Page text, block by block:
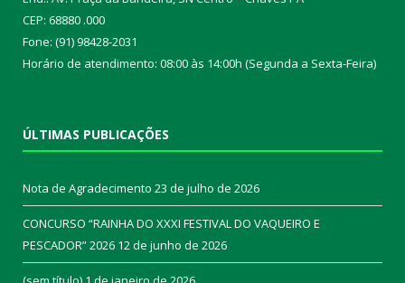
CEP: 68880 .000
Fone: (91) 98428-2031
Horário de atendimento: 08:00 às 14:00h (Segunda a Sexta-Feira)
ÚLTIMAS PUBLICAÇÕES
Nota de Agradecimento 23 de julho de 2026
CONCURSO “RAINHA DO XXXI FESTIVAL DO VAQUEIRO E
PESCADOR” 2026 12 de junho de 2026